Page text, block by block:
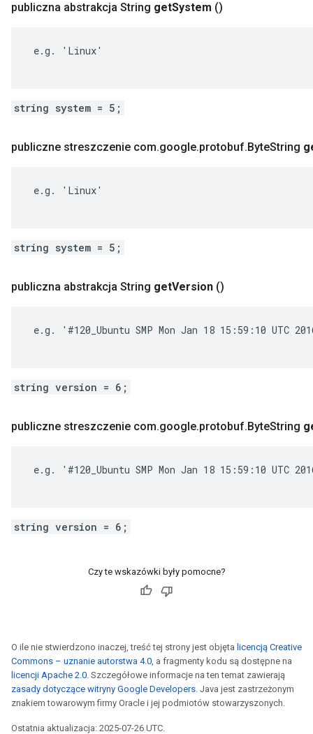
publiczna abstrakcja String getSystem ()
e.g. 'Linux'
string system = 5;
publiczne streszczenie com.google.protobuf.ByteString
e.g. 'Linux'
string system = 5;
publiczna abstrakcja String getVersion ()
e.g. '#120_Ubuntu SMP Mon Jan 18 15:59:10 UTC
string version = 6;
publiczne streszczenie com.google.protobuf.ByteString
e.g. '#120_Ubuntu SMP Mon Jan 18 15:59:10 UTC
string version = 6;
Czy te wskazówki były pomocne?
O ile nie stwierdzono inaczej, treść tej strony jest objęta licencją Creative
Commons – uznanie autorstwa 4.0, a fragmenty kodu są dostępne na
licencji Apache 2.0. Szczegółowe informacje na ten temat zawierają
zasady dotyczące witryny Google Developers. Java jest zastrzeżonym
znakiem towarowym firmy Oracle i jej podmiotów stowarzyszonych.
Ostatnia aktualizacja: 2025-07-26 UTC.